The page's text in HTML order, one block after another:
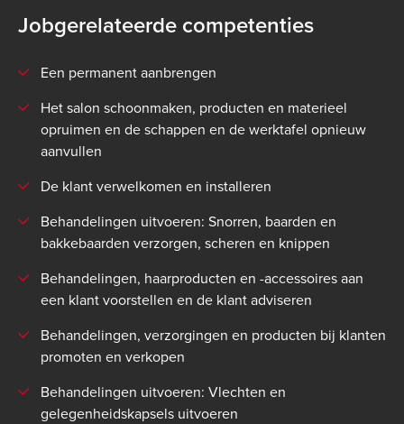
Jobgerelateerde competenties
Een permanent aanbrengen
Het salon schoonmaken, producten en materieel
opruimen en de schappen en de werktafel opnieuw
aanvullen
De klant verwelkomen en installeren
Behandelingen uitvoeren: Snorren, baarden en
bakkebaarden verzorgen, scheren en knippen
Behandelingen, haarproducten en -accessoires aan
een klant voorstellen en de klant adviseren
Behandelingen, verzorgingen en producten bij klanten
promoten en verkopen
Behandelingen uitvoeren: Vlechten en
gelegenheidskapsels uitvoeren